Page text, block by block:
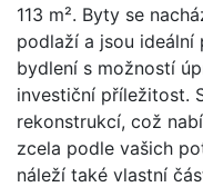
113 m². Byty se
podlaží a jsou
bydlení s možností
investiční příležitost.
rekonstrukcí, což
zcela podle vašich
náleží také vlastní